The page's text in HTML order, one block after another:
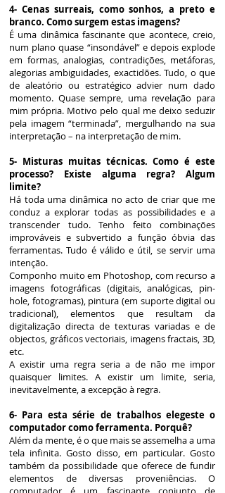
4- Cenas surreais, como sonhos, a preto e
branco. Como surgem estas imagens?
É uma dinâmica fascinante que acontece, creio,
num plano quase “insondável” e depois explode
em formas, analogias, contradições, metáforas,
alegorias ambiguidades, exactidões. Tudo, o que
de aleatório ou estratégico advier num dado
momento. Quase sempre, uma revelação para
mim própria. Motivo pelo qual me deixo seduzir
pela imagem “terminada”, mergulhando na sua
interpretação – na interpretação de mim.
5- Misturas muitas técnicas. Como é este
processo? Existe alguma regra? Algum
limite?
Há toda uma dinâmica no acto de criar que me
conduz a explorar todas as possibilidades e a
transcender tudo. Tenho feito combinações
improváveis e subvertido a função óbvia das
ferramentas. Tudo é válido e útil, se servir uma
intenção.
Componho muito em Photoshop, com recurso a
imagens fotográficas (digitais, analógicas, pin-
hole, fotogramas), pintura (em suporte digital ou
tradicional), elementos que resultam da
digitalização directa de texturas variadas e de
objectos, gráficos vectoriais, imagens fractais, 3D,
etc.
A existir uma regra seria a de não me impor
quaisquer limites. A existir um limite, seria,
inevitavelmente, a excepção à regra.
6- Para esta série de trabalhos elegeste o
computador como ferramenta. Porquê?
Além da mente, é o que mais se assemelha a uma
tela infinita. Gosto disso, em particular. Gosto
também da possibilidade que oferece de fundir
elementos de diversas proveniências. O